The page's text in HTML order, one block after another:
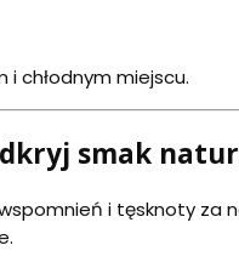
i chłodnym miejscu.
smak
i tęsknoty